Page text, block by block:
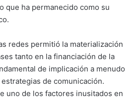
que ha permanecido como su
redes permitió la materialización
tanto en la financiación de la
de implicación a menudo
de comunicación.
uno de los factores inusitados en